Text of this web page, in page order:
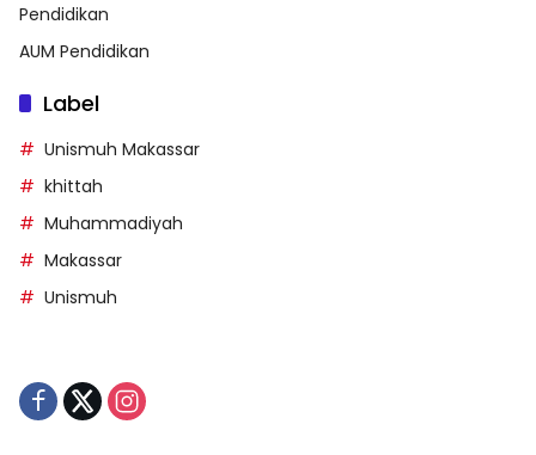
Pendidikan
AUM Pendidikan
Label
Unismuh Makassar
khittah
Muhammadiyah
Makassar
Unismuh